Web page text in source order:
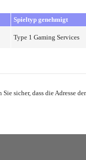
Spieltyp genehmigt
Type 1 Gaming Services
sicher, dass die Adresse